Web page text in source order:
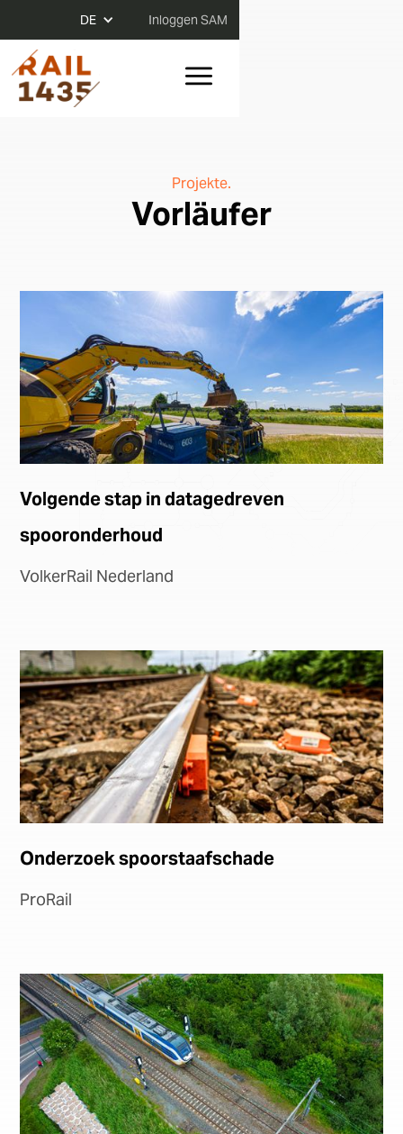
DE Inloggen SAM
Projekte.
Vorläufer
Volgende stap in datagedreven
spooronderhoud
VolkerRail Nederland
Onderzoek spoorstaafschade
ProRail